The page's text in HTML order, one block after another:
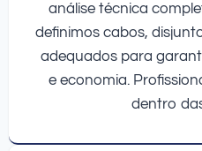
análise técnica
definimos cabos,
adequados para
e economia.
dentro